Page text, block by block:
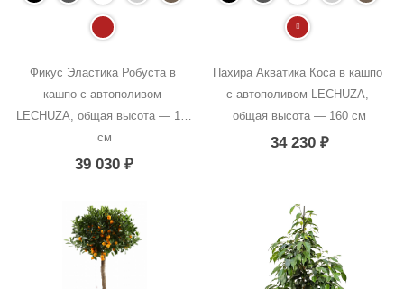
Фикус Эластика Робуста в
кашпо с автополивом
LECHUZA, общая высота — 120
см
39 030₽
Пахира Акватика Коса в кашпо
с автополивом LECHUZA,
общая высота — 160 см
34 230 ₽